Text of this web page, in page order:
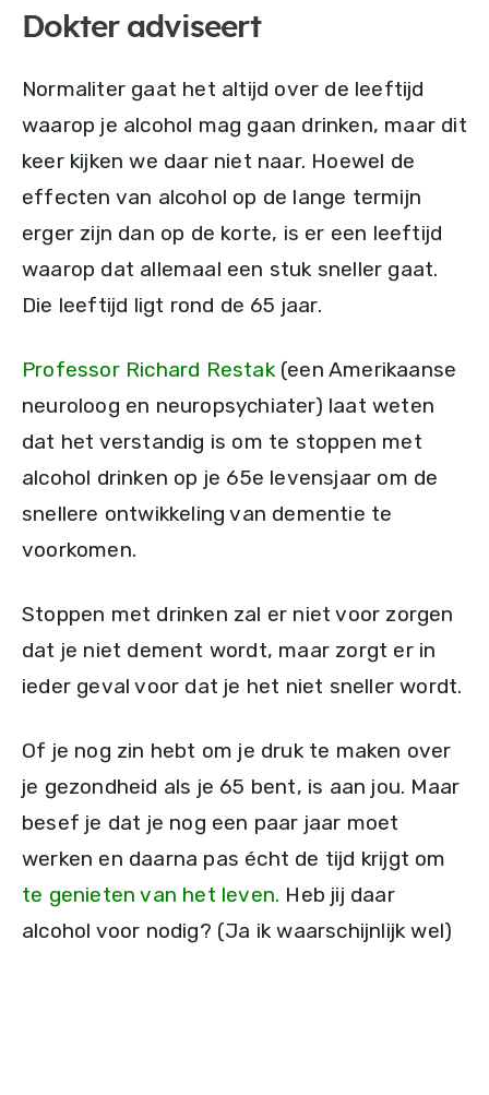
Dokter adviseert
Normaliter gaat het altijd over de leeftijd
waarop je alcohol mag gaan drinken, maar dit
keer kijken we daar niet naar. Hoewel de
effecten van alcohol op de lange termijn
erger zijn dan op de korte, is er een leeftijd
waarop dat allemaal een stuk sneller gaat.
Die leeftijd ligt rond de 65 jaar.
Professor Richard Restak(een Amerikaanse
neuroloog en neuropsychiater) laat weten
dat het verstandig is om te stoppen met
alcohol drinken op je 65e levensjaar om de
snellere ontwikkeling van dementie te
voorkomen.
Stoppen met drinken zal er niet voor zorgen
dat je niet dement wordt, maar zorgt er in
ieder geval voor dat je het niet sneller wordt.
Of je nog zin hebt om je druk te maken over
je gezondheid als je 65 bent, is aan jou. Maar
besef je dat je nog een paar jaar moet
werken en daarna pas écht de tijd krijgt om
te genieten van het leven. Heb jij daar
alcohol voor nodig? (Ja ik waarschijnlijk wel)